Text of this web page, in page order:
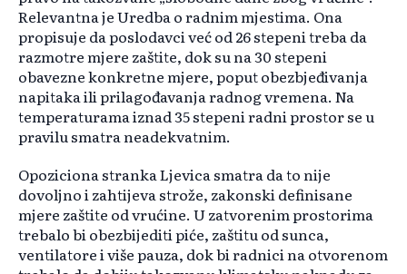
Relevantna je Uredba o radnim mjestima. Ona
propisuje da poslodavci već od 26 stepeni treba da
razmotre mjere zaštite, dok su na 30 stepeni
obavezne konkretne mjere, poput obezbjeđivanja
napitaka ili prilagođavanja radnog vremena. Na
temperaturama iznad 35 stepeni radni prostor se u
pravilu smatra neadekvatnim.
Opoziciona stranka Ljevica smatra da to nije
dovoljno i zahtijeva strože, zakonski definisane
mjere zaštite od vrućine. U zatvorenim prostorima
trebalo bi obezbijediti piće, zaštitu od sunca,
ventilatore i više pauza, dok bi radnici na otvorenom